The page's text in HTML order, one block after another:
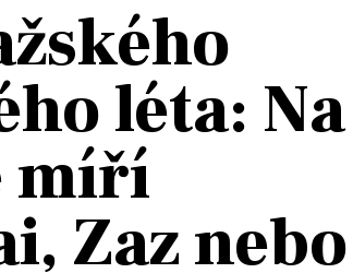
léta: Na
míří
Zaz nebo